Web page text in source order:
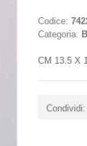
Codice:
Categoria:
CM 13.5 X
Condividi: